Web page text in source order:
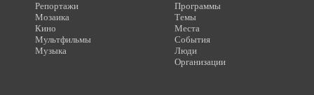
Репортажи
Мозаика
Кино
Мультфильмы
Музыка
Программы
Темы
Места
События
Люди
Организации